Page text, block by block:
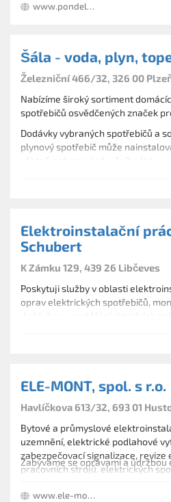
www.pondelik.cz
Šála - voda, plyn,
Železniční 466/32, 326 00
Nabízíme široký sortiment
spotřebičů osvědčených značek
Dodávky vybraných spotřebičů a
plynový spotřebič může
Elektroinstalační
Schubert
K Zámku 129, 439 26 Libčeves
Poskytuji služby v oblasti
oprav elektrických spotřebičů,
ELE-MONT, spol. s r.o.
Havlíčkova 613/32, 693 01
Bytové a průmyslové
uzemnění, elektrické podlahové
zabezpečovací signalizace, revize
pracovních strojů, elektrických
Zabýváme se opravami a
www.ele-mont.com